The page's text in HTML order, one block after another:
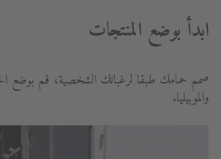
ابدأ بوضع المنتجات
صمم حمامك طبقا لرغباتك الشخصية، قم بوضع
والموبيليا.